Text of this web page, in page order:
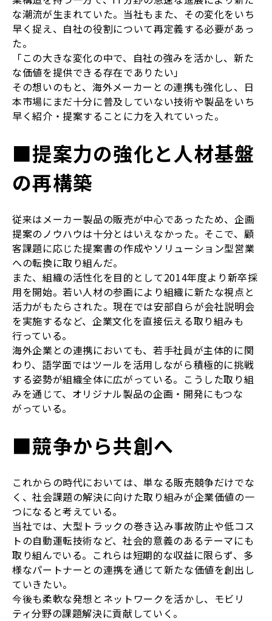
な潮流が生まれていた。当社もまた、その変化をいち
早く捉え、自社の役割について再定義する必要があっ
た。
「この大きな変化の中で、自社の強みを活かし、新た
な価値を提供できる存在でありたい」
その想いのもと、海外メーカーとの連携も強化し、日
本市場にまだ十分に普及していない技術や製品をいち
早く紹介・提案することに力を入れていった。
■提案力の強化と人材基盤
の再構築
従来はメーカー製品の販売が中心であったため、企画
提案のノウハウは十分とはいえなかった。そこで、顧
客課題に応じた提案書の作成やソリューション型営業
への転換に取り組んだ。
また、組織の活性化を目的として2014年度より新卒採
用を開始。若い人材の参画により組織に新たな視点と
活力がもたらされた。現在では安部自らが会社説明会
を実施するなど、企業文化を直接伝える取り組みも
行っている。
海外企業との連携においても、若手社員が主体的に関
わり、語学面ではツールを活用しながら積極的に挑戦
する姿勢が組織全体に広がっている。こうした取り組
みを通じて、オリジナル製品の企画・開発にもつな
がっている。
■競争から共創へ
これからの時代においては、単なる販売競争だけでな
く、社会課題の解決に向けた取り組みが企業価値の一
つになると考えている。
当社では、大型トラックの巻き込み事故防止や低コス
トの自動運転技術など、社会的意義のあるテーマにも
取り組んでいる。これらは短期的な収益に限らず、多
様なパートナーとの連携を通じて新たな価値を創出し
ていきたい。
今後も柔軟な発想とネットワークを活かし、モビリ
ティ分野の課題解決に貢献していく。